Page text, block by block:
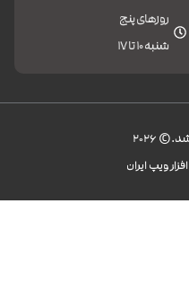
روزهای پنج
شنبه 10 تا 17
2026
ویپ ایران